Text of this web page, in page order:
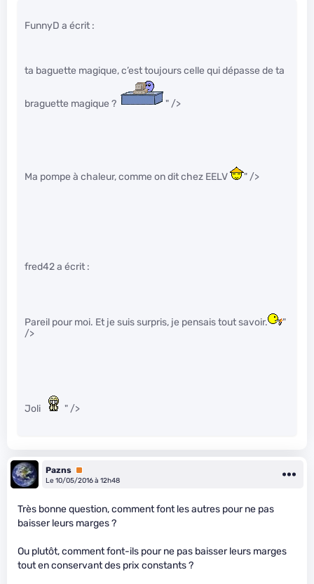
FunnyD a écrit :
ta baguette magique, c’est toujours celle qui dépasse de ta
braguette magique ? " />
Ma pompe à chaleur, comme on dit chez EELV " />
fred42 a écrit :
Pareil pour moi. Et je suis surpris, je pensais tout savoir.
"
/>
Joli " />
Pazns Premium
Le 10/05/2016 à 12h48
Très bonne question, comment font les autres pour ne pas
baisser leurs marges ?
Ou plutôt, comment font-ils pour ne pas baisser leurs marges
tout en conservant des prix constants ?